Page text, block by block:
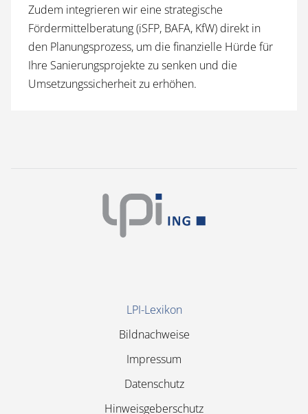
Zudem integrieren wir eine strategische
Fördermittelberatung (iSFP, BAFA, KfW) direkt in
den Planungsprozess, um die finanzielle Hürde für
Ihre Sanierungsprojekte zu senken und die
Umsetzungssicherheit zu erhöhen.
Navigation
überspringen
LPI-Lexikon
Bildnachweise
Impressum
Datenschutz
Hinweisgeberschutz